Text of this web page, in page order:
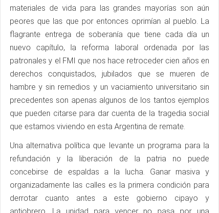
materiales de vida para las grandes mayorías son aún
peores que las que por entonces oprimían al pueblo. La
flagrante entrega de soberanía que tiene cada día un
nuevo capítulo, la reforma laboral ordenada por las
patronales y el FMI que nos hace retroceder cien años en
derechos conquistados, jubilados que se mueren de
hambre y sin remedios y un vaciamiento universitario sin
precedentes son apenas algunos de los tantos ejemplos
que pueden citarse para dar cuenta de la tragedia social
que estamos viviendo en esta Argentina de remate.
Una alternativa política que levante un programa para la
refundación y la liberación de la patria no puede
concebirse de espaldas a la lucha. Ganar masiva y
organizadamente las calles es la primera condición para
derrotar cuanto antes a este gobierno cipayo y